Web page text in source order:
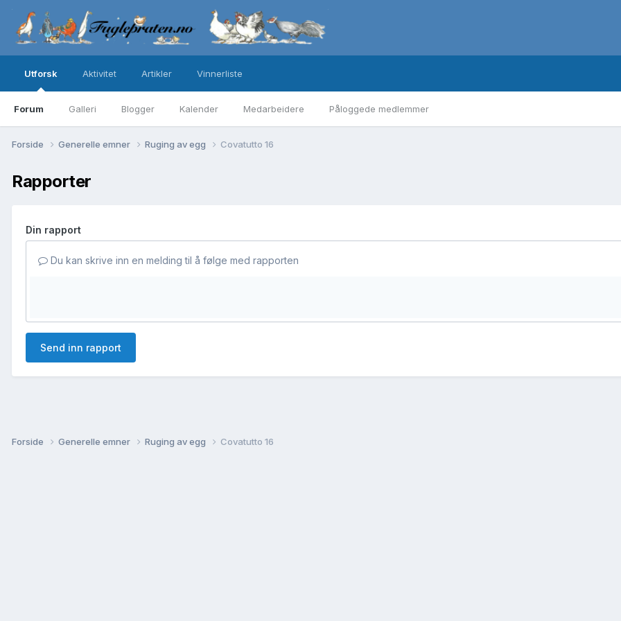
Utforsk
Forum Galleri Blogger Kalender Medarbeidere Påloggede medlemmer
Aktivitet Artikler Vinnerliste
Forside Generelle emner Ruging av egg Covatutto 16
Rapporter
Din rapport
Du kan skrive inn en melding til å følge med rapporten
Send inn rapport
Forside Generelle emner Ruging av egg Covatutto 16